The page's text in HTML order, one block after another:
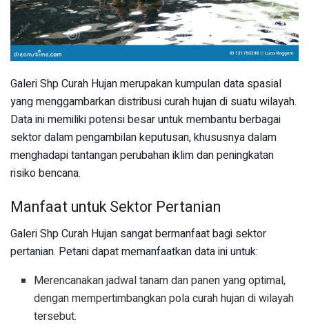
Galeri Shp Curah Hujan merupakan kumpulan data spasial
yang menggambarkan distribusi curah hujan di suatu wilayah.
Data ini memiliki potensi besar untuk membantu berbagai
sektor dalam pengambilan keputusan, khususnya dalam
menghadapi tantangan perubahan iklim dan peningkatan
risiko bencana.
Manfaat untuk Sektor Pertanian
Galeri Shp Curah Hujan sangat bermanfaat bagi sektor
pertanian. Petani dapat memanfaatkan data ini untuk:
Merencanakan jadwal tanam dan panen yang optimal,
dengan mempertimbangkan pola curah hujan di wilayah
tersebut.